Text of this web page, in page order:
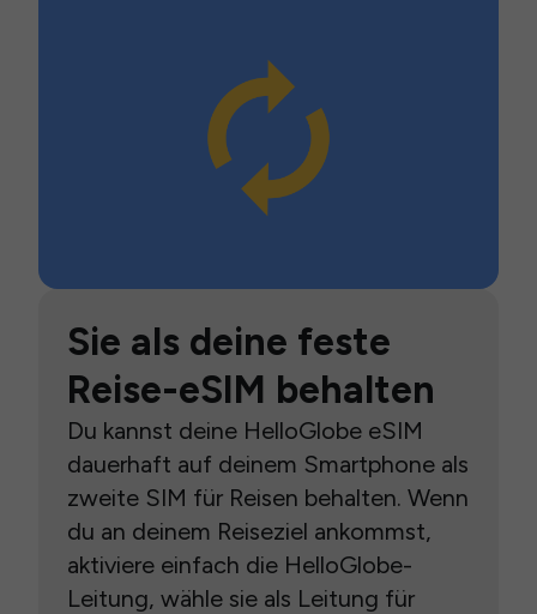
Sie als deine feste
Reise-eSIM behalten
Du kannst deine HelloGlobe eSIM
dauerhaft auf deinem Smartphone als
zweite SIM für Reisen behalten. Wenn
du an deinem Reiseziel ankommst,
aktiviere einfach die HelloGlobe-
Leitung, wähle sie als Leitung für